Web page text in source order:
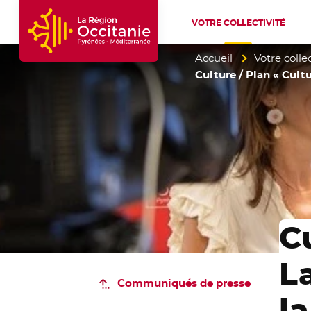
Accueil Région Occitanie / Pyrénées-
VOTRE COLLECTIVITÉ
Accueil Votre
Culture / Plan «
Communiqués de presse